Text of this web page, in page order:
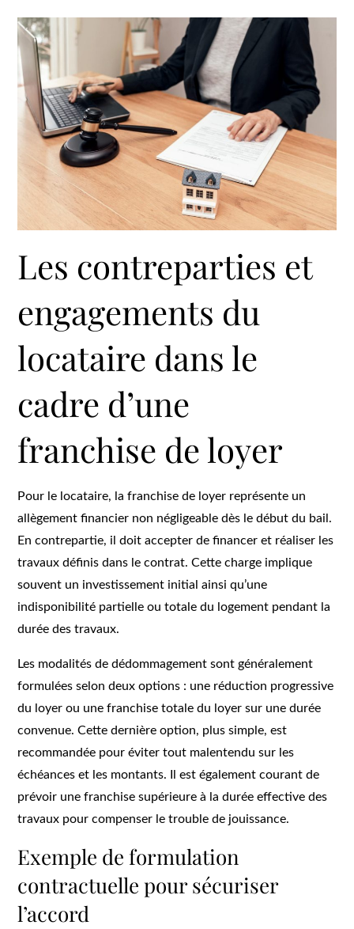
Les contreparties et
engagements du
locataire dans le
cadre d’une
franchise de loyer
Pour le locataire, la franchise de loyer représente un
allègement financier non négligeable dès le début du bail.
En contrepartie, il doit accepter de financer et réaliser les
travaux définis dans le contrat. Cette charge implique
souvent un investissement initial ainsi qu’une
indisponibilité partielle ou totale du logement pendant la
durée des travaux.
Les modalités de dédommagement sont généralement
formulées selon deux options : une réduction progressive
du loyer ou une franchise totale du loyer sur une durée
convenue. Cette dernière option, plus simple, est
recommandée pour éviter tout malentendu sur les
échéances et les montants. Il est également courant de
prévoir une franchise supérieure à la durée effective des
travaux pour compenser le trouble de jouissance.
Exemple de formulation
contractuelle pour sécuriser
l’accord